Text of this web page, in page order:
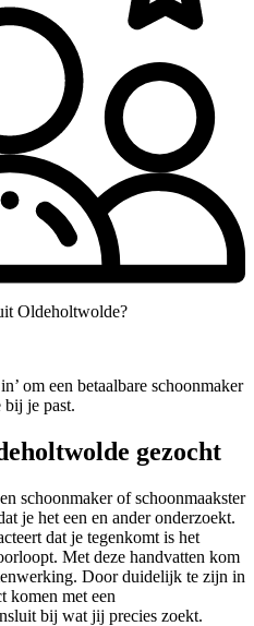
Oldeholtwolde?
om een betaalbare schoonmaker
je past.
gezocht
schoonmaker of schoonmaakster
je het een en ander onderzoekt.
dat je tegenkomt is het
Met deze handvatten kom
Door duidelijk te zijn in
komen met een
bij wat jij precies zoekt.